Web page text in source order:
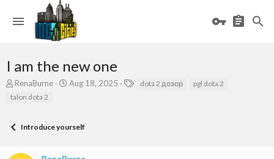
I am the new one
T
h
a
RenaBurne
S
t
Aug 18, 2025 dota 2 дозор
pgl dota 2
talon dota 2
Introduce yourself